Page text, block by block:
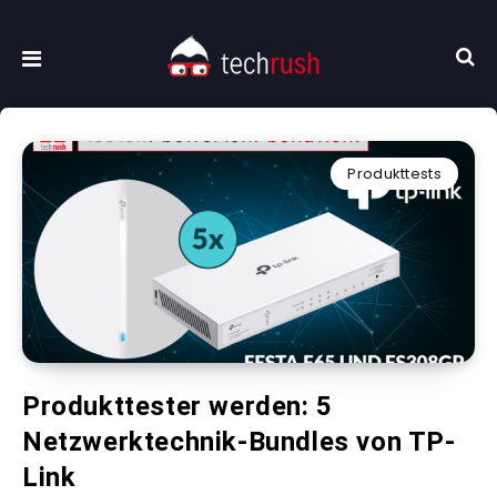
Produkttests
Produkttester werden: 5
Netzwerktechnik-Bundles von TP-
Link